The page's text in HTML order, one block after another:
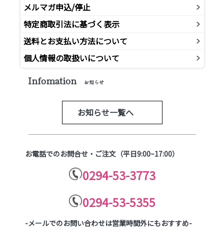
メルマガ申込/停止
特定商取引法に基づく表示
送料とお支払い方法について
個人情報の取扱いについて
Infomation お知らせ
お知らせ一覧へ
お電話でのお問合せ・ご注文（平日9:00~17:00）
0294-53-3773
0294-53-5355
-メールでのお問い合わせは営業時間外にもおすすめ-